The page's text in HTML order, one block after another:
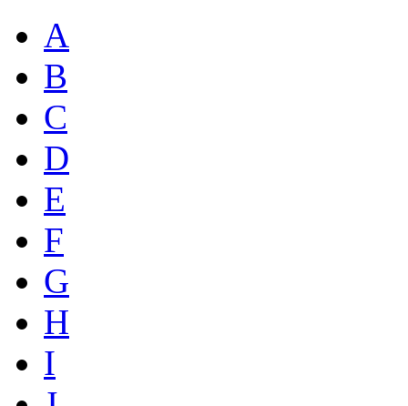
A
B
C
D
E
F
G
H
I